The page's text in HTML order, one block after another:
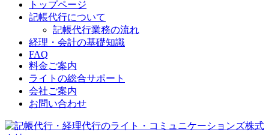
トップページ
記帳代行について
記帳代行業務の流れ
経理・会計の基礎知識
FAQ
料金ご案内
ライトの総合サポート
会社ご案内
お問い合わせ